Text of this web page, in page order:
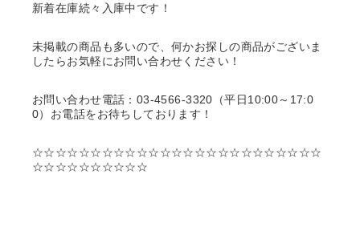
新着在庫続々入庫中です！
未掲載の商品も多いので、何かお探しの商品がございま
したらお気軽にお問い合わせください！
お問い合わせ電話：03-4566-3320（平日10:00～17:0
0）お電話をお待ちしております！
☆☆☆☆☆☆☆☆☆☆☆☆☆☆☆☆☆☆☆☆☆☆☆☆☆
☆☆☆☆☆☆☆☆☆☆